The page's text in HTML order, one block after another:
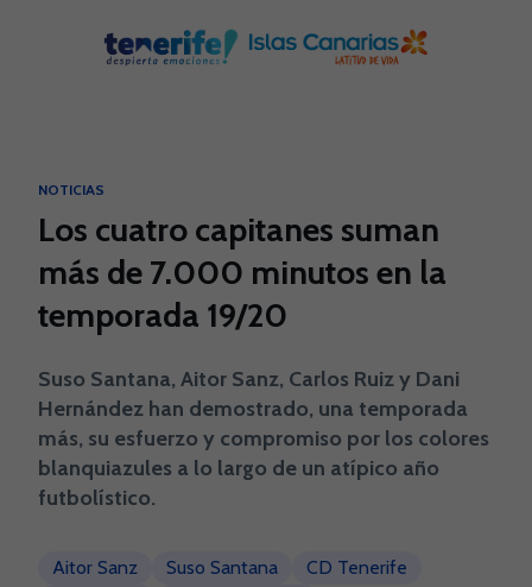
NOTICIAS
Los cuatro capitanes suman
más de 7.000 minutos en la
temporada 19/20
Suso Santana, Aitor Sanz, Carlos Ruiz y Dani
Hernández han demostrado, una temporada
más, su esfuerzo y compromiso por los colores
blanquiazules a lo largo de un atípico año
futbolístico.
Aitor Sanz Suso Santana
CD Tenerife